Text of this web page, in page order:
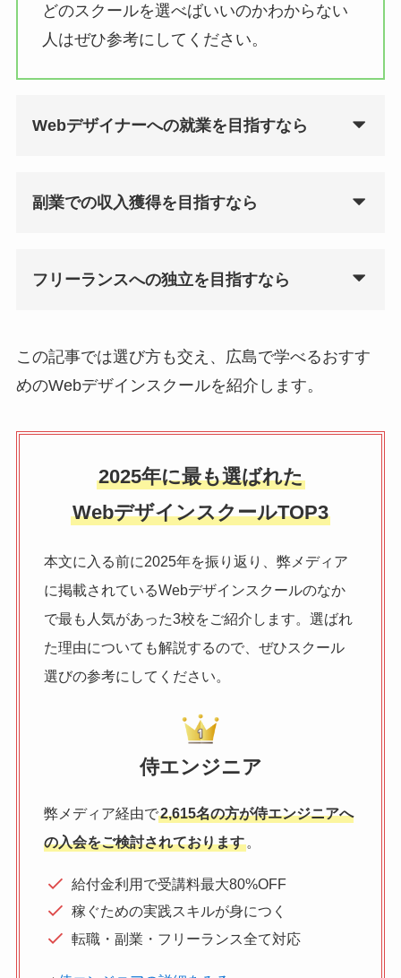
どのスクールを選べばいいのかわからない
人はぜひ参考にしてください。
Webデザイナーへの就業を目指すなら
副業での収入獲得を目指すなら
フリーランスへの独立を目指すなら
この記事では選び方も交え、広島で学べるおすす
めのWebデザインスクールを紹介します。
2025年に最も選ばれた
WebデザインスクールTOP3
本文に入る前に2025年を振り返り、弊メディア
に掲載されているWebデザインスクールのなか
で最も人気があった3校をご紹介します。選ばれ
た理由についても解説するので、ぜひスクール
選びの参考にしてください。
侍エンジニア
弊メディア経由で2,615名の方が侍エンジニアへ
の入会をご検討されております。
給付金利用で受講料最大80%OFF
稼ぐための実践スキルが身につく
転職・副業・フリーランス全て対応